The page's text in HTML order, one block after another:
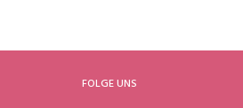
und aufregenden neuen leuchtend
FOLGE UNS